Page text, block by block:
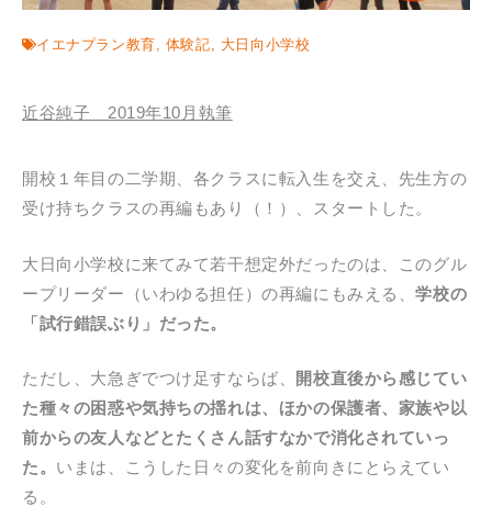
イエナプラン教育, 体験記, 大日向小学校
近谷純子 2019年10月執筆
開校１年目の二学期、各クラスに転入生を交え、先生方の
受け持ちクラスの再編もあり（！）、スタートした。
大日向小学校に来てみて若干想定外だったのは、このグル
ープリーダー（いわゆる担任）の再編にもみえる、学校の
「試行錯誤ぶり」だった。
ただし、大急ぎでつけ足すならば、
開校直後から感じてい
た種々の困惑や気持ちの揺れは、ほかの保護者、家族や以
前からの友人などとたくさん話すなかで消化されていっ
た。 いまは、こうした日々の変化を前向きにとらえてい
る。